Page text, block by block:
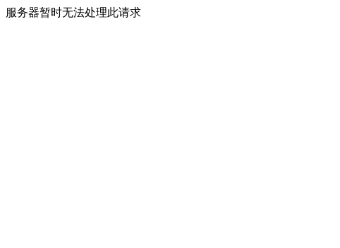
服务器暂时无法处理此请求